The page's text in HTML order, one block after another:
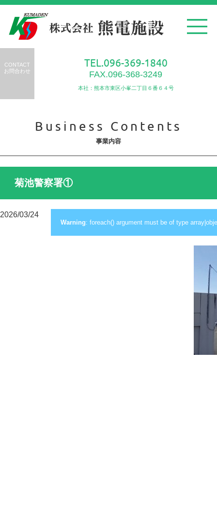
CONTACT
お問合わせ
TEL.096-369-1840
FAX.096-368-3249
本社：熊本市東区小峯二丁目６番６４号
Business Contents
事業内容
菊池警察署①
2026/03/24
Warning: foreach() argument must be of type